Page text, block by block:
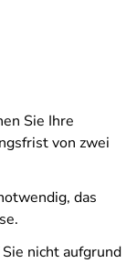
Sie Ihre
von zwei
das
nicht aufgrund